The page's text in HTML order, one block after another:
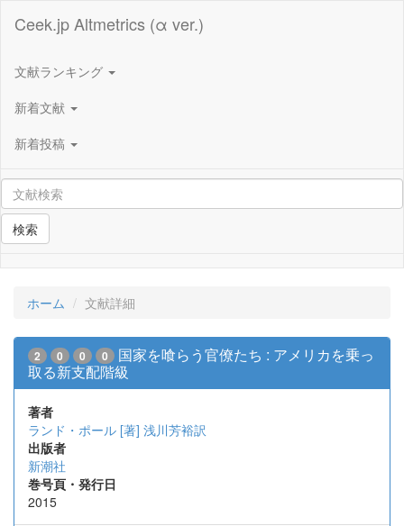
Ceek.jp Altmetrics (α ver.)
文献ランキング
新着文献
新着投稿
検索
ホーム 文献詳細
2 0 0 0
国家を喰らう官僚たち : アメリカを乗っ
取る新支配階級
著者
ランド・ポール [著] 浅川芳裕訳
出版者
新潮社
巻号頁・発行日
2015